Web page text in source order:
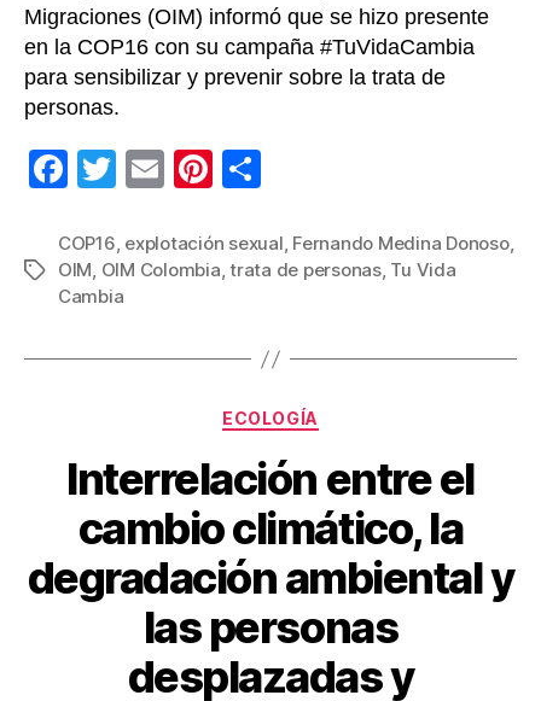
Migraciones (OIM) informó que se hizo presente
en la COP16 con su campaña #TuVidaCambia
para sensibilizar y prevenir sobre la trata de
personas.
F
c
e
o
T
tt
er
E
ail
Pi
er
e
m
p
tir
Etiquetas
COP16, explotación sexual, Fernando Medina Donoso,
OIM, OIM Colombia,trata de personas, Tu Vida
Cambia
Categorías
ECOLOGÍA
Interrelación entre el
cambio climático, la
degradación ambiental y
las personas
desplazadas y